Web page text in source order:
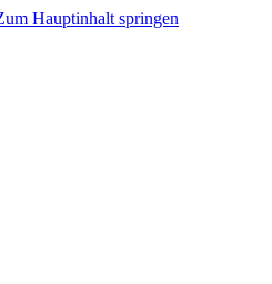
Hauptinhalt springen